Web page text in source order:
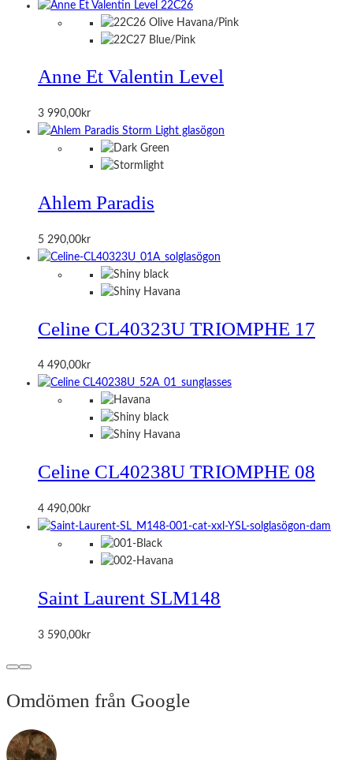
Anne Et Valentin Level
3 990,00kr
Ahlem Paradis
5 290,00kr
Celine CL40323U TRIOMPHE 17
4 490,00kr
Celine CL40238U TRIOMPHE 08
4 490,00kr
Saint Laurent SLM148
3 590,00kr
Omdömen från Google